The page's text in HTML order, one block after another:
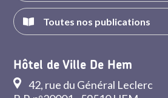
Toutes nos publications
Hôtel de Ville De Hem
42, rue du Général Leclerc